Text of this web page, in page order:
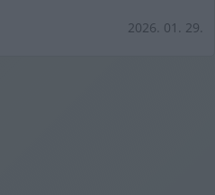
2026. 01. 29.